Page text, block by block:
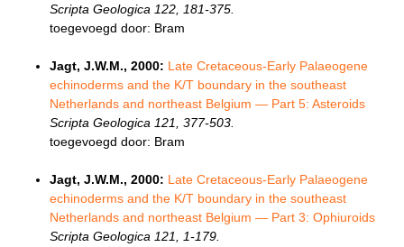
Scripta Geologica 122, 181-375.
toegevoegd door: Bram
Jagt, J.W.M., 2000: Late Cretaceous-Early Palaeogene
echinoderms and the K/T boundary in the southeast
Netherlands and northeast Belgium — Part 5: Asteroids
Scripta Geologica 121, 377-503.
toegevoegd door: Bram
Jagt, J.W.M., 2000: Late Cretaceous-Early Palaeogene
echinoderms and the K/T boundary in the southeast
Netherlands and northeast Belgium — Part 3: Ophiuroids
Scripta Geologica 121, 1-179.